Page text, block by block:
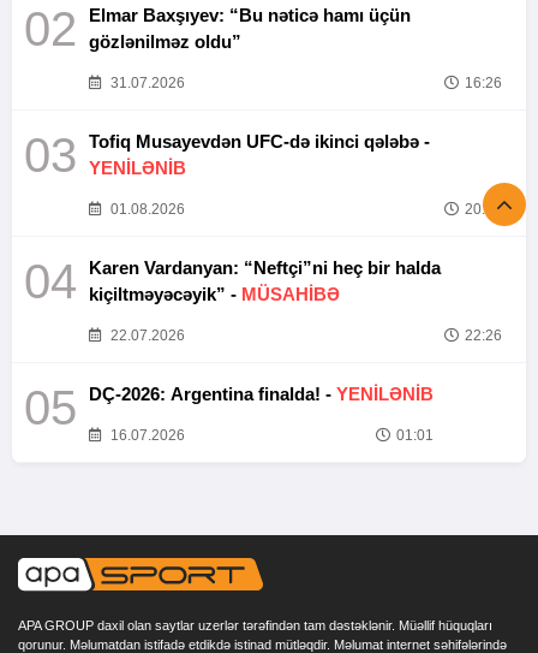
02
Elmar Baxşıyev: “Bu nəticə hamı üçün
gözlənilməz oldu”
31.07.2026 16:26
03
Tofiq Musayevdən UFC-də ikinci qələbə -
YENİLƏNİB
01.08.2026 20:52
04
Karen Vardanyan: “Neftçi”ni heç bir halda
kiçiltməyəcəyik” - MÜSAHİBƏ
22.07.2026 22:26
05 DÇ-2026: Argentina finalda! - YENİLƏNİB
16.07.2026 01:01
APA GROUP daxil olan saytlar uzerlər tərəfindən tam dəstəklənir. Müəllif hüquqları
qorunur. Məlumatdan istifadə etdikdə istinad mütləqdir. Məlumat internet səhifələrində